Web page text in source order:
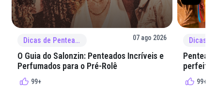
Dicas de Penteado 07 ago 2026
O Guia do Salonzin: Penteados Incríveis e
Perfumados para o Pré-Rolê
99+
perfeita
99+